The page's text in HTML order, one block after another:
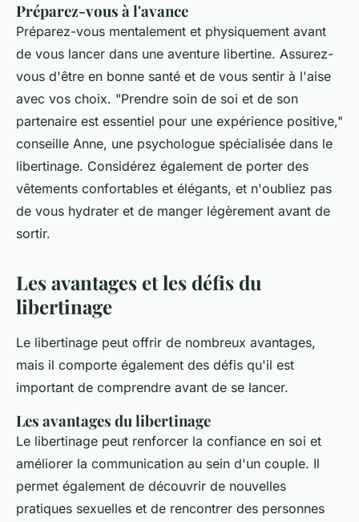
Préparez-vous à l'avance
Préparez-vous mentalement et physiquement avant
de vous lancer dans une aventure libertine. Assurez-
vous d'être en bonne santé et de vous sentir à l'aise
avec vos choix. "Prendre soin de soi et de son
partenaire est essentiel pour une expérience positive,"
conseille Anne, une psychologue spécialisée dans le
libertinage. Considérez également de porter des
vêtements confortables et élégants, et n'oubliez pas
de vous hydrater et de manger légèrement avant de
sortir.
Les avantages et les défis du
libertinage
Le libertinage peut offrir de nombreux avantages,
mais il comporte également des défis qu'il est
important de comprendre avant de se lancer.
Les avantages du libertinage
Le libertinage peut renforcer la confiance en soi et
améliorer la communication au sein d'un couple. Il
permet également de découvrir de nouvelles
pratiques sexuelles et de rencontrer des personnes